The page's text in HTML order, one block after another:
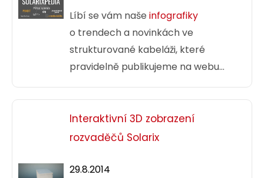
Líbí se vám našeinfografiky
o trendech a novinkách ve
strukturované kabeláži, které
pravidelně publikujeme na webu
solarix.cz? Pokud ano, máme pro vás
skvělou zprávu. Připravili jsme další
pokračování podobných, graficky
orientovaných vzdělávacích
dne i s dalšími infografikami,
Interaktivní 3D zobrazení
rozvaděčů Solarix
29.8.2014